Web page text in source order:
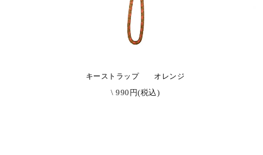
キーストラップ オレンジ
\ 990円(税込)